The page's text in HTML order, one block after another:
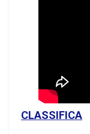
CLASSIFICA